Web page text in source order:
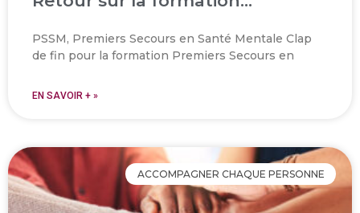
PSSM, Premiers Secours en Santé Mentale Clap
de fin pour la formation Premiers Secours en
EN SAVOIR + »
ACCOMPAGNER CHAQUE PERSONNE